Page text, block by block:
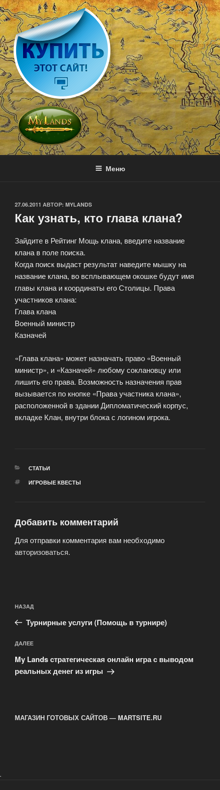
Перейти
к
содержимому
MY LANDS
Игра с выводом денег — онлайн стратегия
Меню
ОПУБЛИКОВАНО
27.06.2011 АВТОР: MYLANDS
Как узнать, кто глава клана?
Зайдите в Рейтинг Мощь клана, введите название
клана в поле поиска.
Когда поиск выдаст результат наведите мышку на
название клана, во всплывающем окошке будут имя
главы клана и координаты его Столицы. Права
участников клана:
Глава клана
Военный министр
Казначей
«Глава клана» может назначать право «Военный
министр», и «Казначей» любому соклановцу или
лишить его права. Возможность назначения прав
вызывается по кнопке «Права участника клана»,
расположенной в здании Дипломатический корпус,
вкладке Клан, внутри блока с логином игрока.
РУБРИКИ
СТАТЬИ
МЕТКИ
ИГРОВЫЕ КВЕСТЫ
Добавить комментарий
Для отправки комментария вам необходимо
авторизоваться.
по
записям
Предыдущая
запись:
НАЗАД
Турнирные услуги (Помощь в турнире)
Следующая
запись
ДАЛЕЕ
My Lands стратегическая онлайн игра с выводом
реальных денег из игры
МАГАЗИН ГОТОВЫХ САЙТОВ — MARTSITE.RU
.